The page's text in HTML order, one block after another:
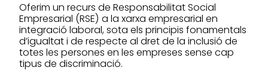
Oferim un recurs de Responsabilitat Social
Empresarial (RSE) a la xarxa empresarial en
integració laboral, sota els principis fonamentals
d’igualtat i de respecte al dret de la inclusió de
totes les persones en les empreses sense cap
tipus de discriminació.